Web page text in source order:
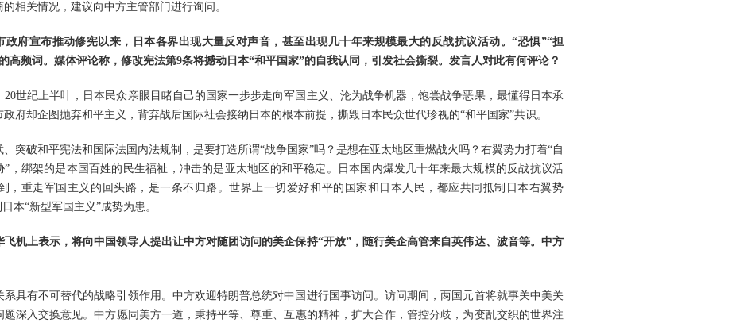
相关情况，建议向中方主管部门进行询问。
政府宣布推动修宪以来，日本各界出现大量反对声音，甚至出现几十年来规模最大的反战抗议活动。“恐惧”“担
高频词。媒体评论称，修改宪法第9条将撼动日本“和平国家”的自我认同，引发社会撕裂。发言人对此有何评论？
世纪上半叶，日本民众亲眼目睹自己的国家一步步走向军国主义、沦为战争机器，饱尝战争恶果，最懂得日本承
府却企图抛弃和平主义，背弃战后国际社会接纳日本的根本前提，撕毁日本民众世代珍视的“和平国家”共识。
突破和平宪法和国际法国内法规制，是要打造所谓“战争国家”吗？是想在亚太地区重燃战火吗？右翼势力打着“自
”，绑架的是本国百姓的民生福祉，冲击的是亚太地区的和平稳定。日本国内爆发几十年来最大规模的反战抗议活
，重走军国主义的回头路，是一条不归路。世界上一切爱好和平的国家和日本人民，都应共同抵制日本右翼势
本“新型军国主义”成势为患。
机上表示，将向中国领导人提出让中方对随团访问的美企保持“开放”，随行美企高管来自英伟达、波音等。中方
具有不可替代的战略引领作用。中方欢迎特朗普总统对中国进行国事访问。访问期间，两国元首将就事关中美关
深入交换意见。中方愿同美方一道，秉持平等、尊重、互惠的精神，扩大合作，管控分歧，为变乱交织的世界注